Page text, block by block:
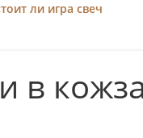
ли игра свеч
в